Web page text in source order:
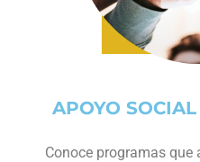
APOYO SOCIAL
Conoce programas